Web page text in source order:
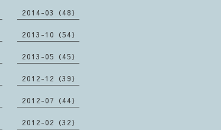
2014-03（48）
2013-10（54）
2013-05（45）
2012-12（39）
2012-07（44）
2012-02（32）